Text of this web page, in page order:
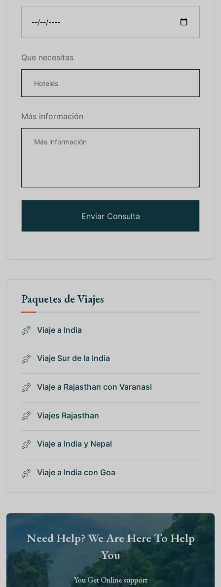
Que necesitas
Más información
Paquetes de Viajes
Viaje a India
Viaje Sur de la India
Viaje a Rajasthan con Varanasi
Viajes Rajasthan
Viaje a India y Nepal
Viaje a India con Goa
Need Help? We Are Here To Help
You
You Get Online support